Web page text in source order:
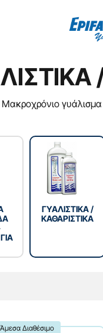
Μακροχρόνιο
ΓΥΑΛΙΣΤΙΚΑ /
ΚΑΘΑΡΙΣΤΙΚΑ
Άμεσα Διαθέσιμο